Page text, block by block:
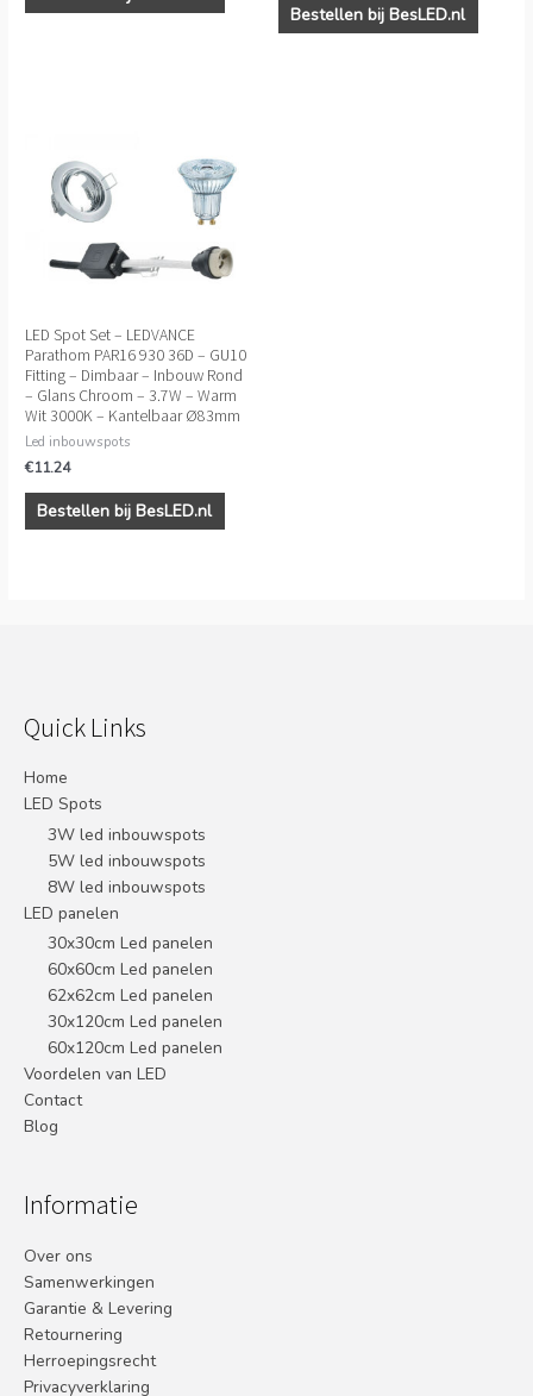
Bestellen bij BesLED.nl
LED Spot Set – LEDVANCE
Parathom PAR16 930 36D – GU10
Fitting – Dimbaar – Inbouw Rond
– Glans Chroom – 3.7W – Warm
Wit 3000K – Kantelbaar Ø83mm
Led inbouwspots
€11.24
Bestellen bij BesLED.nl
Quick Links
Home
LED Spots
3W led inbouwspots
5W led inbouwspots
8W led inbouwspots
LED panelen
30x30cm Led panelen
60x60cm Led panelen
62x62cm Led panelen
30x120cm Led panelen
60x120cm Led panelen
Voordelen van LED
Contact
Blog
Informatie
Over ons
Samenwerkingen
Garantie & Levering
Retournering
Herroepingsrecht
Privacyverklaring